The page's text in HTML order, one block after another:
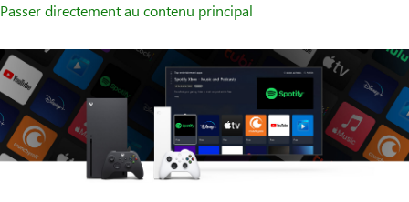
Passer directement au contenu principal